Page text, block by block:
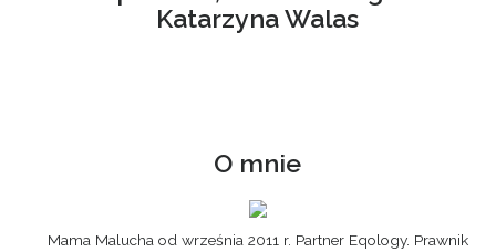
Katarzyna Walas
O mnie
Mama Malucha od września 2011 r. Partner Eqology. Prawnik